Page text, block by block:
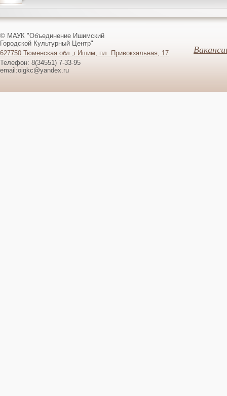
© МАУК "Объединение Ишимский
Городской Культурный Центр"
627750 Тюменская обл.,г.Ишим, пл. Привокзальная, 17
Телефон: 8(34551) 7-33-95
email:oigkc@yandex.ru